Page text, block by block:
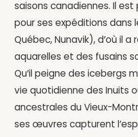
saisons canadiennes. Il
pour ses expéditions dans
Québec, Nunavik), d’où il
aquarelles et des fusains
Qu’il peigne des icebergs
vie quotidienne des Inuits
ancestrales du Vieux-
ses œuvres capturent